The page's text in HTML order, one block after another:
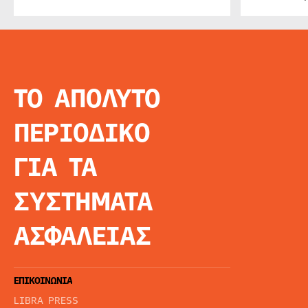
ΤΟ ΑΠΟΛΥΤΟ
ΠΕΡΙΟΔΙΚΟ
ΓΙΑ ΤΑ
ΣΥΣΤΗΜΑΤΑ
ΑΣΦΑΛΕΙΑΣ
ΕΠΙΚΟΙΝΩΝΙΑ
LIBRA PRESS